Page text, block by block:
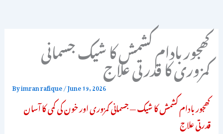
کھجور بادام کشمش کا شیک جسمانی
کمزوری کا قدرتی علاج
Byimran rafique/June 19, 2026
کھجور بادام کشمش کا شیک — جسمانی کمزوری اور خون کی کمی کا آسان
قدرتی علاج